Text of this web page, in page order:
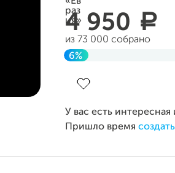
4 950 a
из 73 000 собрано
6%
У вас есть интересная
Пришло время